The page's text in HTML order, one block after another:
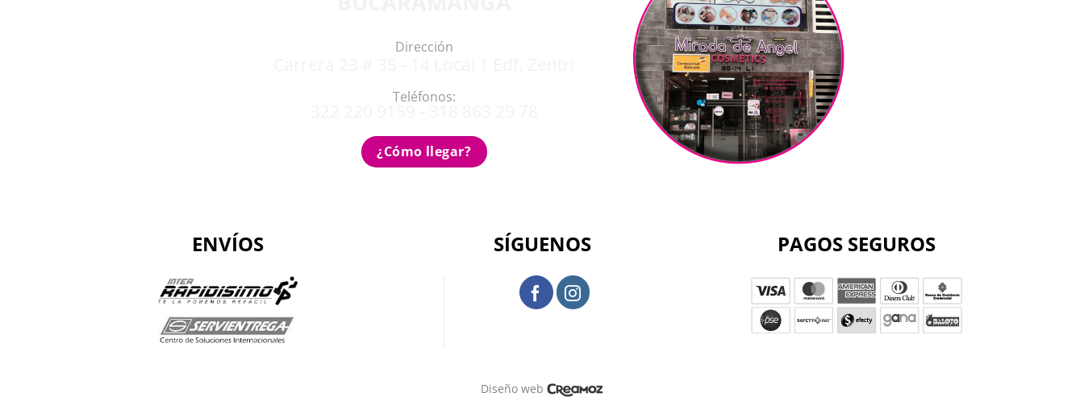
Dirección
Teléfonos:
¿Cómo llegar?
ENVÍOS SÍGUENOS PAGOS SEGUROS
Diseño web